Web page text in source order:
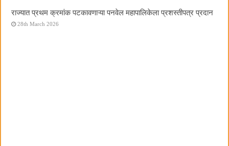
राज्यात प्रथम क्रमांक पटकावणाऱ्या पनवेल महापालिकेला प्रशस्तीपत्र प्रदान
28th March 2026